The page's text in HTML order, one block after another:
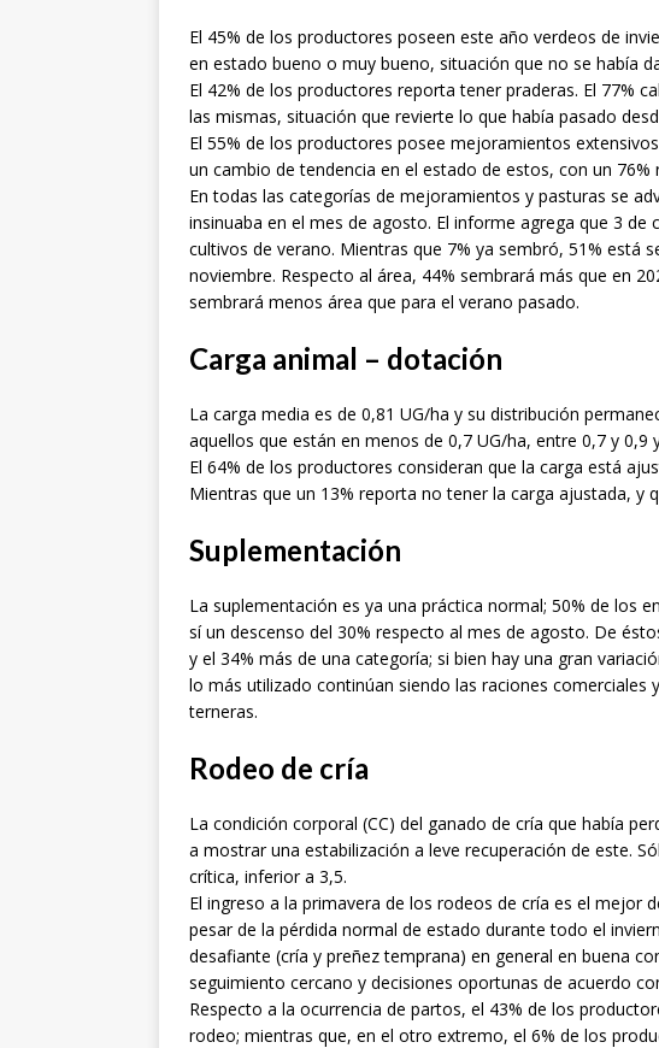
El 45% de los productores poseen este año verdeos de
en estado bueno o muy bueno, situación que no se había
El 42% de los productores reporta tener praderas. El 77%
las mismas, situación que revierte lo que había pasado
El 55% de los productores posee mejoramientos
un cambio de tendencia en el estado de estos, con un
En todas las categorías de mejoramientos y pasturas se
insinuaba en el mes de agosto. El informe agrega que 3
cultivos de verano. Mientras que 7% ya sembró, 51% está
noviembre. Respecto al área, 44% sembrará más que en
sembrará menos área que para el verano pasado.
Carga animal – dotación
La carga media es de 0,81 UG/ha y su distribución
aquellos que están en menos de 0,7 UG/ha, entre 0,7 y 0,9
El 64% de los productores consideran que la carga está
Mientras que un 13% reporta no tener la carga ajustada, y
Suplementación
La suplementación es ya una práctica normal; 50% de los
sí un descenso del 30% respecto al mes de agosto. De
y el 34% más de una categoría; si bien hay una gran
lo más utilizado continúan siendo las raciones comerciales
terneras.
Rodeo de cría
La condición corporal (CC) del ganado de cría que había
a mostrar una estabilización a leve recuperación de este.
crítica, inferior a 3,5.
El ingreso a la primavera de los rodeos de cría es el mejor
pesar de la pérdida normal de estado durante todo el
desafiante (cría y preñez temprana) en general en buena
seguimiento cercano y decisiones oportunas de acuerdo
Respecto a la ocurrencia de partos, el 43% de los
rodeo; mientras que, en el otro extremo, el 6% de los